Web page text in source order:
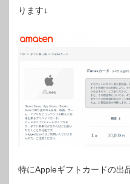
ります↓
特にAppleギフトカードの出